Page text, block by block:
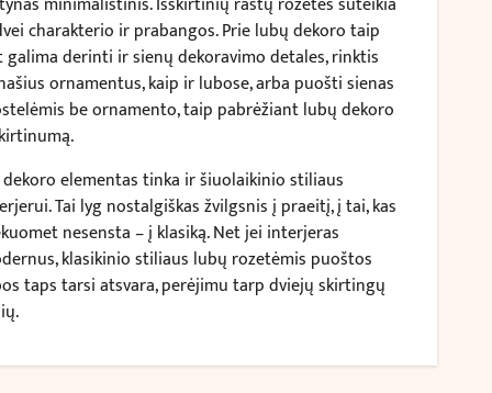
charakterio ir prabangos. Prie lubų dekoro taip
galima derinti ir sienų dekoravimo detales, rinktis
ornamentus, kaip ir lubose, arba puošti sienas
be ornamento, taip pabrėžiant lubų dekoro
dekoro elementas tinka ir šiuolaikinio stiliaus
Tai lyg nostalgiškas žvilgsnis į praeitį, į tai, kas
nesensta – į klasiką. Net jei interjeras
klasikinio stiliaus lubų rozetėmis puoštos
taps tarsi atsvara, perėjimu tarp dviejų skirtingų